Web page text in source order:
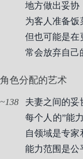
地方做出妥协
为客人准备饭
但也可能是在
常会放弃自己
角色分配的艺术
138
夫妻之间的妥
每个人的”能
自领域是专
能力范围是公